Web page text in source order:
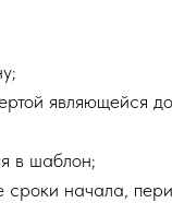
являющейся
в шаблон;
сроки начала,